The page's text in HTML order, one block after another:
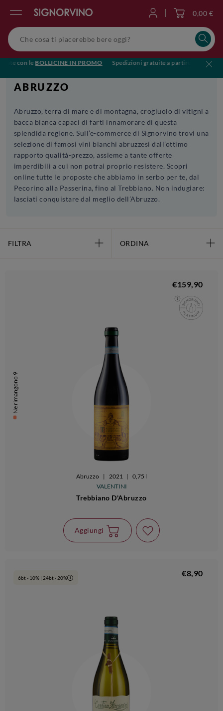
con leBOLLICINE IN PROMO Spedizioni gratuite a partire da €119
0,00 €
ABRUZZO
Abruzzo, terra di mare e di montagna, crogiuolo di vitigni a
bacca bianca capaci di farti innamorare di questa
splendida regione. Sull’e-commerce di Signorvino trovi una
selezione di famosi vini bianchi abruzzesi dall’ottimo
rapporto qualità-prezzo, assieme a tante offerte
imperdibili a cui non potrai proprio resistere. Scopri
online tutte le proposte che abbiamo in serbo per te, dal
Pecorino alla Passerina, fino al Trebbiano. Non indugiare:
lasciati conquistare dal meglio dell’Abruzzo.
FILTRA ORDINA
Ne rimangono 9
€159,90
Abruzzo | 2021 | 0,75 l
VALENTINI
Trebbiano D'Abruzzo
Aggiungi
6bt - 10% | 24bt - 20% i €8,90